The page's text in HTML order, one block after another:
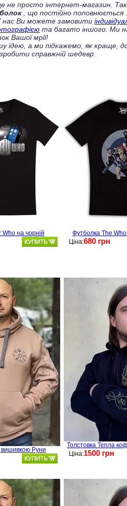
не просто інтернет-магазин.
, що постійно поповнюється
нас Ви можете замовити
та багато іншого. Ми
Вашої мрії!
ідею, а ми підкажемо, як краще,
справжній шедевр.
на чорній
Футболка The
Ціна:680 грн
вишивкою Руни
Толстовка Тепла
Ціна:1500 грн